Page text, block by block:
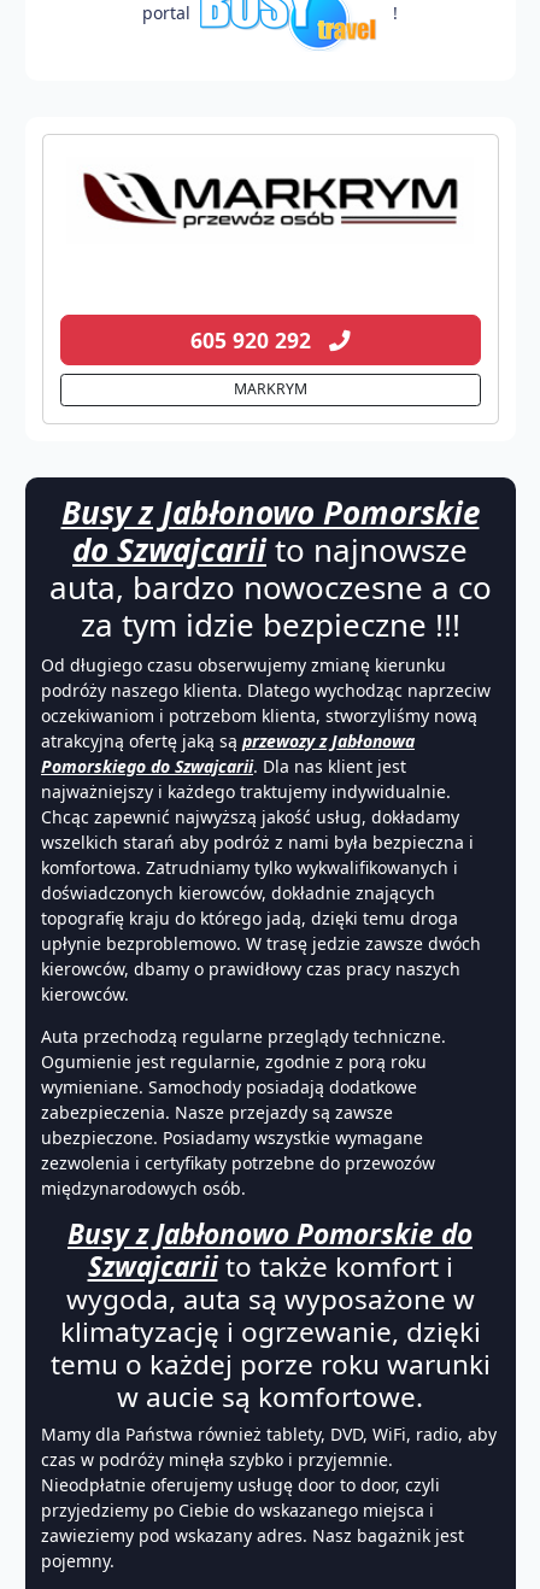
portal !
605 920 292
MARKRYM
Busy z Jabłonowo Pomorskie
do Szwajcariito najnowsze
auta, bardzo nowoczesne a co
za tym idzie bezpieczne !!!
Od długiego czasu obserwujemy zmianę kierunku
podróży naszego klienta. Dlatego wychodząc naprzeciw
oczekiwaniom i potrzebom klienta, stworzyliśmy nową
atrakcyjną ofertę jaką są przewozy z Jabłonowa
Pomorskiego do Szwajcarii. Dla nas klient jest
najważniejszy i każdego traktujemy indywidualnie.
Chcąc zapewnić najwyższą jakość usług, dokładamy
wszelkich starań aby podróż z nami była bezpieczna i
komfortowa. Zatrudniamy tylko wykwalifikowanych i
doświadczonych kierowców, dokładnie znających
topografię kraju do którego jadą, dzięki temu droga
upłynie bezproblemowo. W trasę jedzie zawsze dwóch
kierowców, dbamy o prawidłowy czas pracy naszych
kierowców.
Auta przechodzą regularne przeglądy techniczne.
Ogumienie jest regularnie, zgodnie z porą roku
wymieniane. Samochody posiadają dodatkowe
zabezpieczenia. Nasze przejazdy są zawsze
ubezpieczone. Posiadamy wszystkie wymagane
zezwolenia i certyfikaty potrzebne do przewozów
międzynarodowych osób.
Busy z Jabłonowo Pomorskie do
Szwajcariito także komfort i
wygoda, auta są wyposażone w
klimatyzację i ogrzewanie, dzięki
temu o każdej porze roku warunki
w aucie są komfortowe.
Mamy dla Państwa również tablety, DVD, WiFi, radio, aby
czas w podróży minęła szybko i przyjemnie.
Nieodpłatnie oferujemy usługę door to door, czyli
przyjedziemy po Ciebie do wskazanego miejsca i
zawieziemy pod wskazany adres. Nasz bagażnik jest
pojemny.